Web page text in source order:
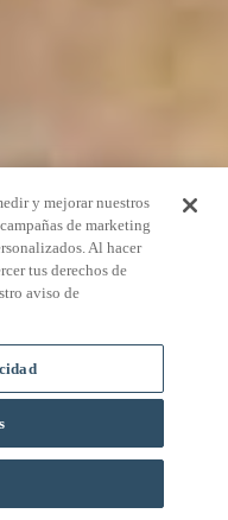
y mejorar nuestros
de marketing
Al hacer
tus derechos de
aviso de